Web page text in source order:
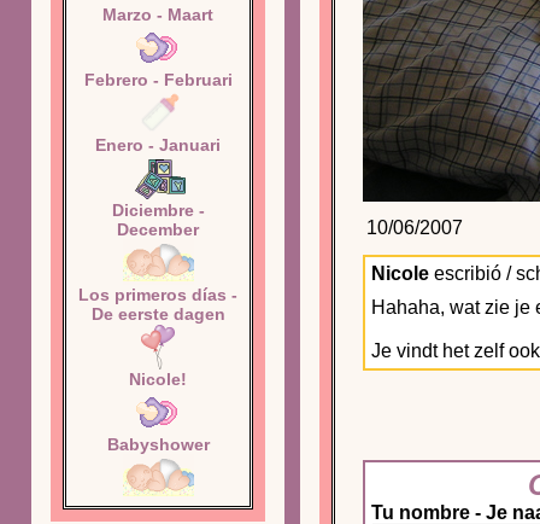
Marzo - Maart
Febrero - Februari
Enero - Januari
Diciembre -
December
Los primeros días -
De eerste dagen
Nicole!
Babyshower
10/06/2007
Nicoleescribió /
Hahaha, wat zie je
Je vindt het zelf
Tu nombre - Je